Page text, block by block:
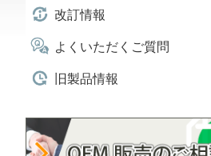
改訂情報
よくいただくご質問
旧製品情報